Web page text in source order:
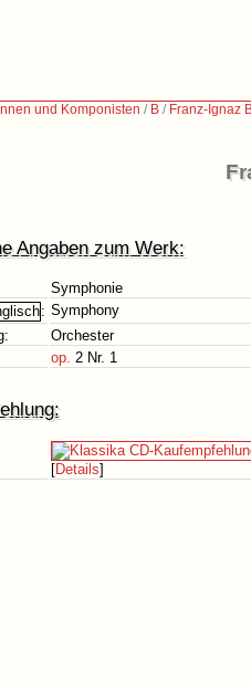
und Komponisten / B / Franz-Ignaz
Angaben zum Werk:
Symphonie
: Symphony
Orchester
op. 2 Nr. 1
[Details]